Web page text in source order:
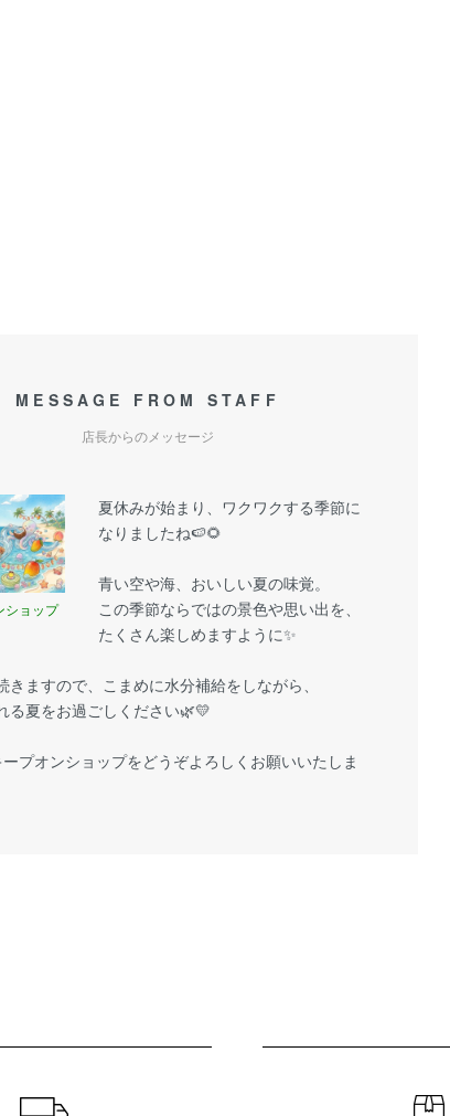
MESSAGE FROM STAFF
店長からのメッセージ
ショップ
夏休みが始まり、ワクワクする季節に
なりましたね🍉🌻
青い空や海、おいしい夏の味覚。
この季節ならではの景色や思い出を、
たくさん楽しめますように✨
きますので、こまめに水分補給をしながら、
る夏をお過ごしください🌿💛
プオンショップをどうぞよろしくお願いいたしま